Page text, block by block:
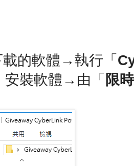
的軟體→執行「
安裝軟體→由「 限